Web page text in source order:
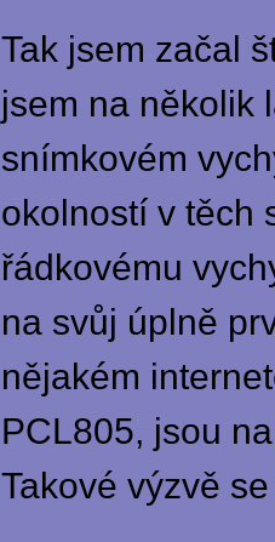
Tak jsem začal
jsem na několik
snímkovém
okolností v těch
řádkovému
na svůj úplně
nějakém
PCL805, jsou
Takové výzvě